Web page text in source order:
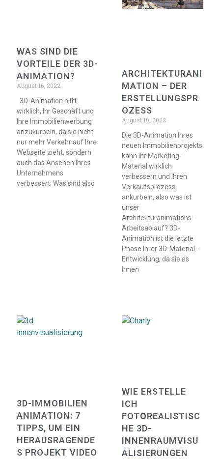
WAS SIND DIE
VORTEILE DER 3D-
ANIMATION?
August 16, 2022
3D-Animation hilft
wirklich, Ihr Geschäft und
Ihre Immobilienwerbung
anzukurbeln, da sie nicht
nur mehr Verkehr auf Ihre
Webseite zieht, sondern
auch das Ansehen Ihres
Unternehmens
verbessert: Was sind also
ARCHITEKTURANI
MATION – DER
ERSTELLUNGSPR
OZESS
August 10, 2022
Die 3D-Animation Ihres
neuen Immobilienprojekts
kann Ihr Marketing-
Material wirklich
verbessern und Ihren
Verkaufsprozess
ankurbeln, also was ist
unser
Architekturanimations-
Arbeitsablauf? 3D-
Animation ist die letzte
Phase Ihrer 3D-Material-
Entwicklung, da sie es
Ihnen
3D-IMMOBILIEN
ANIMATION: 7
TIPPS, UM EIN
HERAUSRAGENDE
S PROJEKT VIDEO
WIE ERSTELLE
ICH
FOTOREALISTISC
HE 3D-
INNENRAUMVISU
ALISIERUNGEN